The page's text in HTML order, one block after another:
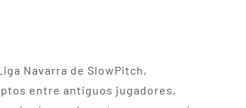
Navarra de SlowPitch,
entre antiguos jugadores,